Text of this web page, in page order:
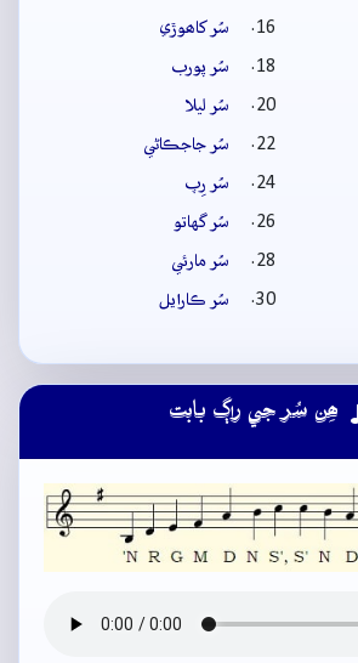
سُر کاھوڙي
سُر پورب
سُر ليلا
سُر جاجڪاڻي
سُر رِپ
سُر گهاتو
سُر مارئي
سُر ڪارايل
ھِن سُر جي راڳ بابت